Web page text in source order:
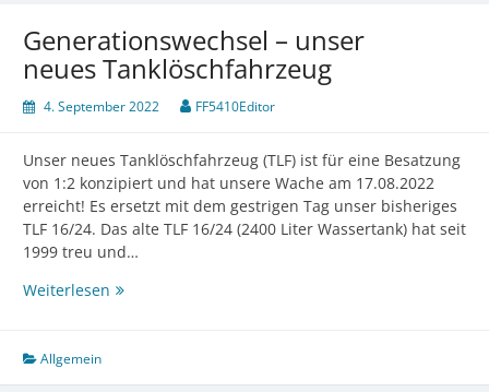
Generationswechsel – unser
neues Tanklöschfahrzeug
4. September 2022 FF5410Editor
Unser neues Tanklöschfahrzeug (TLF) ist für eine Besatzung
von 1:2 konzipiert und hat unsere Wache am 17.08.2022
erreicht! Es ersetzt mit dem gestrigen Tag unser bisheriges
TLF 16/24. Das alte TLF 16/24 (2400 Liter Wassertank) hat seit
1999 treu und…
Weiterlesen Generationswechsel
Tanklöschfahrzeug
Allgemein